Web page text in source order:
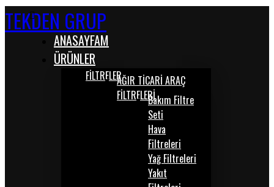
TEKDEN GRUP
ANASAYFAM
ÜRÜNLER
FİLTRELERAĞIR TİCARİ ARAÇ
FİLTRELERİBakım Filtre
Seti
Hava
Filtreleri
Yağ Filtreleri
Yakıt